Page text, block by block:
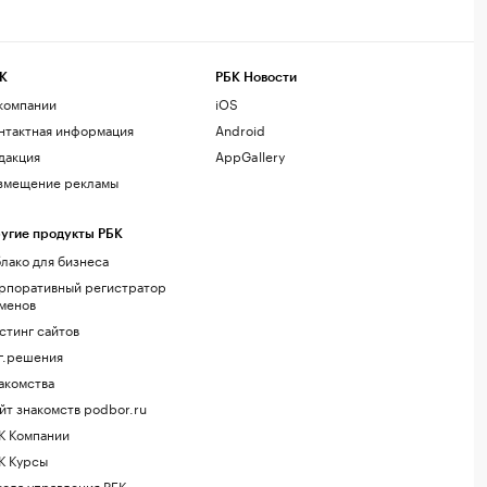
информация
рекламы
продукты РБК
для бизнеса
регистратор
сайтов
знакомств podbor.ru
Компании
Курсы
РБК Новости
iOS
Android
AppGallery